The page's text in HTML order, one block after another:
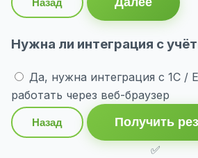
Назад
Нужна ли интеграция с
Да, нужна интеграция с 1С /
работать через веб-браузер
Назад
Получить
✅